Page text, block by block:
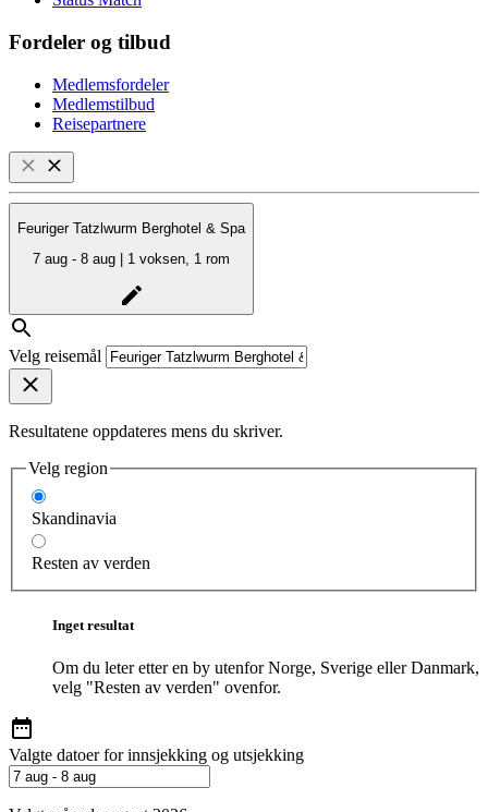
Fordeler og tilbud
Medlemsfordeler
Medlemstilbud
Reisepartnere
Feuriger Tatzlwurm Berghotel & Spa
7 aug - 8 aug | 1 voksen, 1 rom
Velg reisemål
Resultatene oppdateres mens du skriver.
Velg region
Skandinavia
Resten av verden
Inget resultat
Om du leter etter en by utenfor Norge, Sverige eller Danmark,
velg "Resten av verden" ovenfor.
Valgte datoer for innsjekking og utsjekking